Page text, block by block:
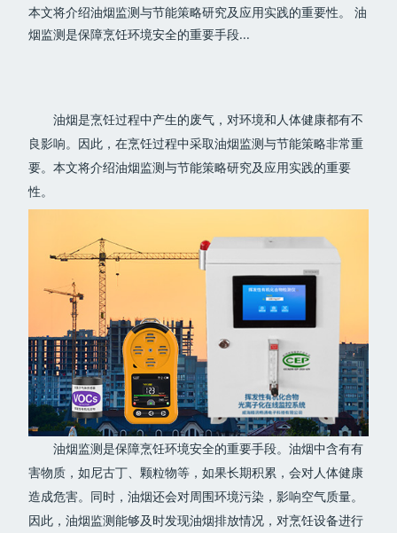
本文将介绍油烟监测与节能策略研究及应用实践的重要性。 油
烟监测是保障烹饪环境安全的重要手段...
油烟是烹饪过程中产生的废气，对环境和人体健康都有不
良影响。因此，在烹饪过程中采取油烟监测与节能策略非常重
要。本文将介绍油烟监测与节能策略研究及应用实践的重要
性。
油烟监测是保障烹饪环境安全的重要手段。油烟中含有有
害物质，如尼古丁、颗粒物等，如果长期积累，会对人体健康
造成危害。同时，油烟还会对周围环境污染，影响空气质量。
因此，油烟监测能够及时发现油烟排放情况，对烹饪设备进行